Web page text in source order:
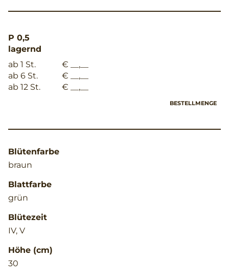
P 0,5
lagernd
ab 1 St.
€ __,__
ab 6 St.
€ __,__
ab 12 St.
€ __,__
BESTELLMENGE
Blütenfarbe
braun
Blattfarbe
grün
Blütezeit
IV, V
Höhe (cm)
30